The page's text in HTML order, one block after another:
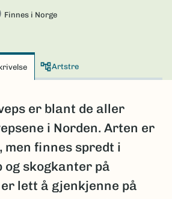
Finnes i Norge
Artstre
er blant de aller
i Norden. Arten er
men finnes spredt i
skogkanter på
lett å gjenkjenne på